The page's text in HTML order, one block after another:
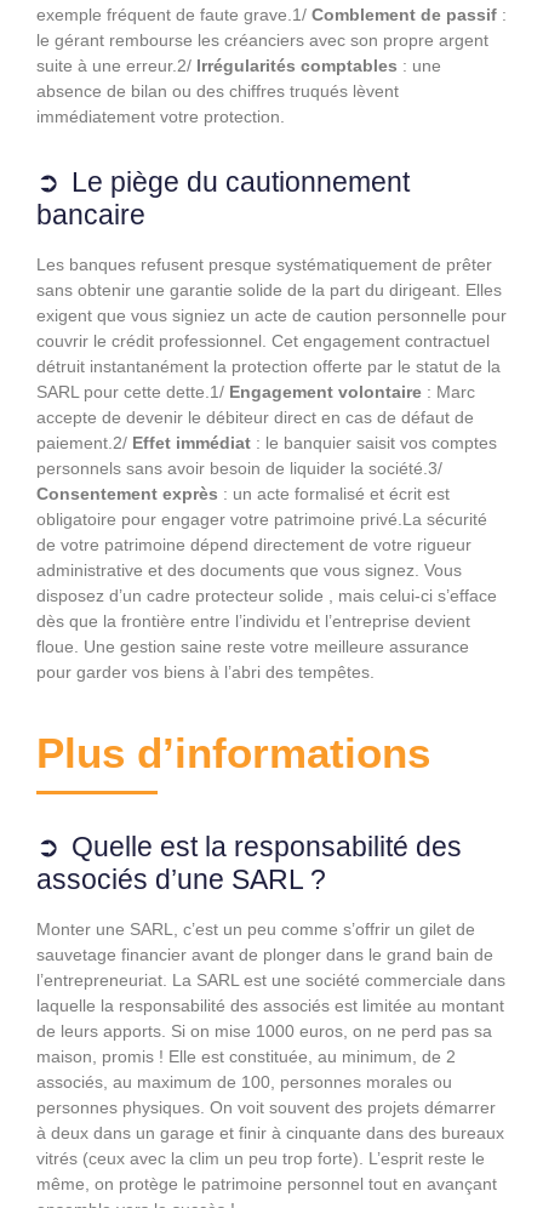
exemple fréquent de faute grave.1/ Comblement de passif :
le gérant rembourse les créanciers avec son propre argent
suite à une erreur.2/ Irrégularités comptables : une
absence de bilan ou des chiffres truqués lèvent
immédiatement votre protection.
Le piège du cautionnement
bancaire
Les banques refusent presque systématiquement de prêter
sans obtenir une garantie solide de la part du dirigeant. Elles
exigent que vous signiez un acte de caution personnelle pour
couvrir le crédit professionnel. Cet engagement contractuel
détruit instantanément la protection offerte par le statut de la
SARL pour cette dette.1/ Engagement volontaire : Marc
accepte de devenir le débiteur direct en cas de défaut de
paiement.2/ Effet immédiat : le banquier saisit vos comptes
personnels sans avoir besoin de liquider la société.3/
Consentement exprès : un acte formalisé et écrit est
obligatoire pour engager votre patrimoine privé.La sécurité
de votre patrimoine dépend directement de votre rigueur
administrative et des documents que vous signez. Vous
disposez d’un cadre protecteur solide , mais celui-ci s’efface
dès que la frontière entre l’individu et l’entreprise devient
floue. Une gestion saine reste votre meilleure assurance
pour garder vos biens à l’abri des tempêtes.
Plus d’informations
Quelle est la responsabilité des
associés d’une SARL ?
Monter une SARL, c’est un peu comme s’offrir un gilet de
sauvetage financier avant de plonger dans le grand bain de
l’entrepreneuriat. La SARL est une société commerciale dans
laquelle la responsabilité des associés est limitée au montant
de leurs apports. Si on mise 1000 euros, on ne perd pas sa
maison, promis ! Elle est constituée, au minimum, de 2
associés, au maximum de 100, personnes morales ou
personnes physiques. On voit souvent des projets démarrer
à deux dans un garage et finir à cinquante dans des bureaux
vitrés (ceux avec la clim un peu trop forte). L’esprit reste le
même, on protège le patrimoine personnel tout en avançant